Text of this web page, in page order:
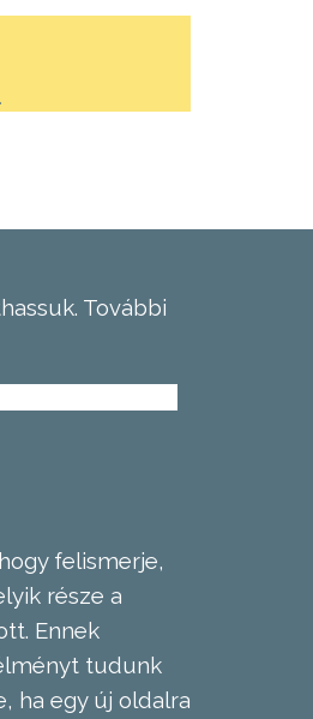
További
felismerje,
része a
Ennek
tudunk
ha egy új oldalra